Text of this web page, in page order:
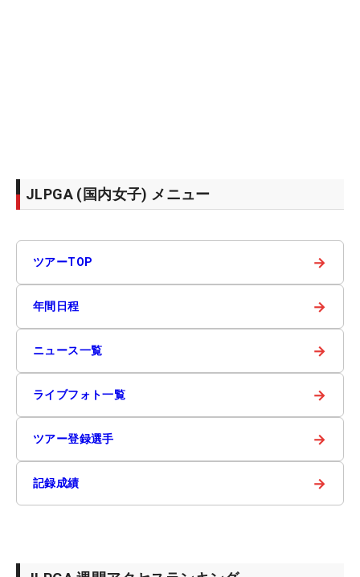
JLPGA (国内女子) メニュー
ツアーTOP →
年間日程 →
ニュース一覧 →
ライブフォト一覧 →
ツアー登録選手 →
記録成績 →